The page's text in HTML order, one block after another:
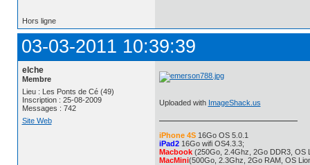
Hors ligne
03-03-2011 10:39:39
elche
Membre
Lieu : Les Ponts de Cé (49)
Inscription : 25-08-2009
Messages : 742
Site Web
Uploaded with ImageShack.us
iPhone 4S16Go OS 5.0.1
iPad216Go wifi OS4.3.3;
Macbook (250Go, 2.4Ghz, 2Go DDR3, OS
MacMini(500Go, 2.3Ghz, 2Go RAM, OS